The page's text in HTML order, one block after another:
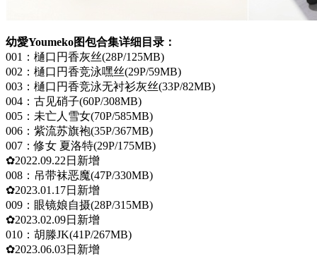
幼愛Youmeko图包合集详细目录：
001：樋口円香灰丝(28P/125MB)
002：樋口円香竞泳嘿丝(29P/59MB)
003：樋口円香竞泳无衬衫灰丝(33P/82MB)
004：古见硝子(60P/308MB)
005：未亡人雪女(70P/585MB)
006：紫流苏旗袍(35P/367MB)
007：修女 夏洛特(29P/175MB)
✿2022.09.22日新增
008：吊带袜恶魔(47P/330MB)
✿2023.01.17日新增
009：眼镜娘自摄(28P/315MB)
✿2023.02.09日新增
010：胡滕JK(41P/267MB)
✿2023.06.03日新增